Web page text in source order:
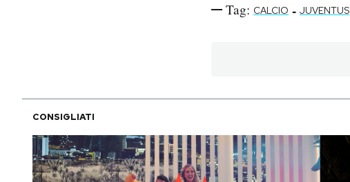
Tag: CALCIO - JUVENTUS
CONSIGLIATI